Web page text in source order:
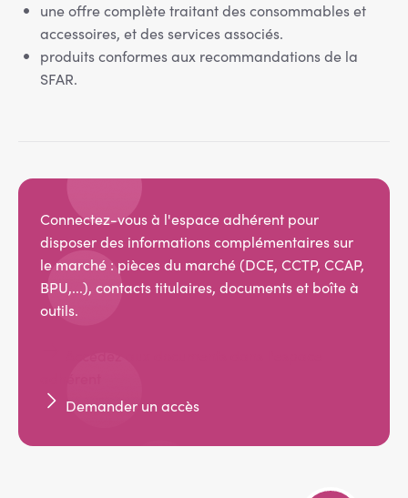
une offre complète traitant des consommables et
accessoires, et des services associés.
produits conformes aux recommandations de la
SFAR.
Connectez-vous à l'espace adhérent pour
disposer des informations complémentaires sur
le marché : pièces du marché (DCE, CCTP, CCAP,
BPU,...), contacts titulaires, documents et boîte à
outils.
Demander un accès